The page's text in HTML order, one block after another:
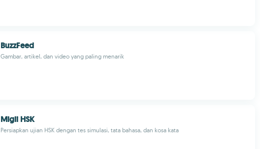
BuzzFeed
Gambar, artikel, dan video yang paling menarik
Migii HSK
Persiapkan ujian HSK dengan tes simulasi, tata bahasa, dan kosa kata